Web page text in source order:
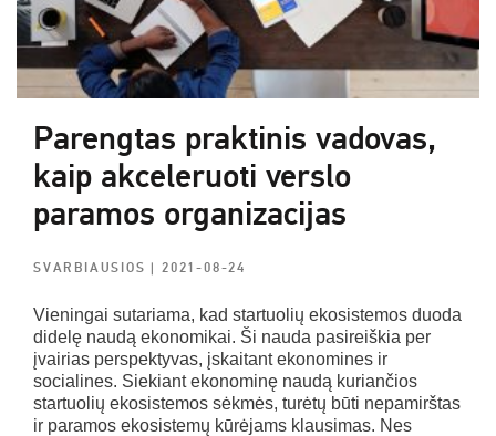
Parengtas praktinis vadovas,
kaip akceleruoti verslo
paramos organizacijas
SVARBIAUSIOS| 2021-08-24
Vieningai sutariama, kad startuolių ekosistemos duoda
didelę naudą ekonomikai. Ši nauda pasireiškia per
įvairias perspektyvas, įskaitant ekonomines ir
socialines. Siekiant ekonominę naudą kuriančios
startuolių ekosistemos sėkmės, turėtų būti nepamirštas
ir paramos ekosistemų kūrėjams klausimas. Nes